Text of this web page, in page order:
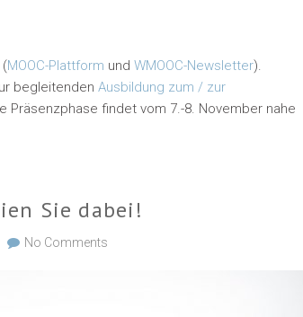
(MOOC-Plattform und WMOOC-Newsletter).
begleitenden Ausbildung zum / zur
Präsenzphase findet vom 7.-8. November nahe
Sie dabei!
No Comments